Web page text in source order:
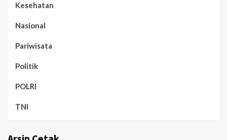
Kesehatan
Nasional
Pariwisata
Politik
POLRI
TNI